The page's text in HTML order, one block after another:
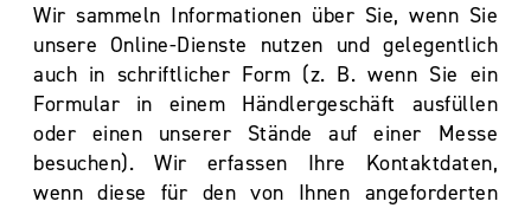
Wir sammeln Informationen über Sie, wenn Sie
unsere Online-Dienste nutzen und gelegentlich
auch in schriftlicher Form (z. B. wenn Sie ein
Formular in einem Händlergeschäft ausfüllen
oder einen unserer Stände auf einer Messe
besuchen). Wir erfassen Ihre Kontaktdaten,
wenn diese für den von Ihnen angeforderten